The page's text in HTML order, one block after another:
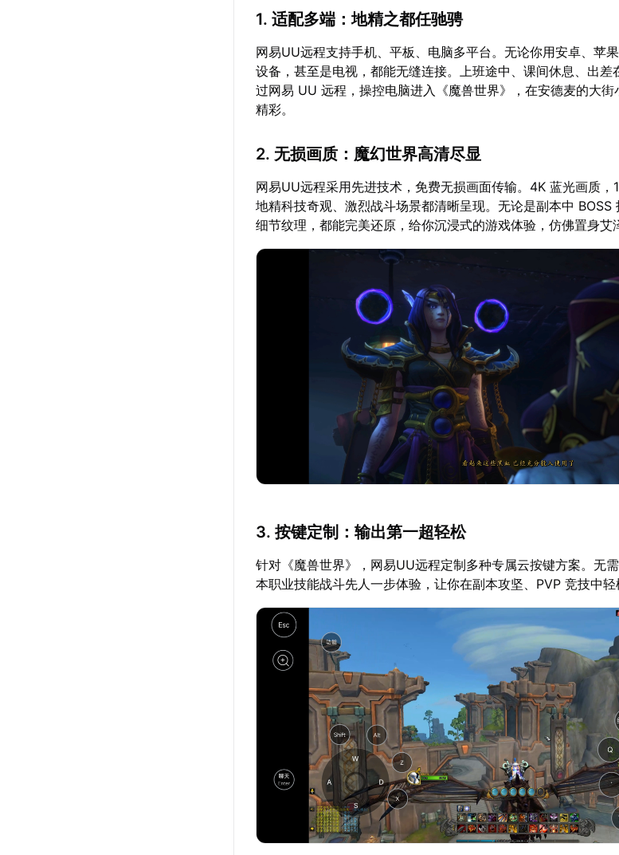
1. 适配多端：地精之都任驰骋
网易UU远程支持手机、平板、电脑多平台。无论你用安卓、苹
设备，甚至是电视，都能无缝连接。上班途中、课间休息、出差
过网易 UU 远程，操控电脑进入《魔兽世界》，在安德麦的大
精彩。
2. 无损画质：魔幻世界高清尽显
网易UU远程采用先进技术，免费无损画面传输。4K 蓝光画质
地精科技奇观、激烈战斗场景都清晰呈现。无论是副本中 BOSS
细节纹理，都能完美还原，给你沉浸式的游戏体验，仿佛置身艾
3. 按键定制：输出第一超轻松
针对《魔兽世界》，网易UU远程定制多种专属云按键方案。无
本职业技能战斗先人一步体验，让你在副本攻坚、PVP 竞技中轻